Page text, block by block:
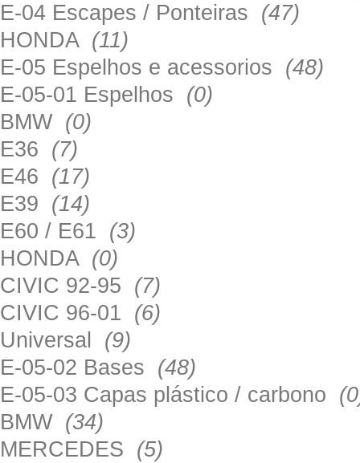
E-04 Escapes / Ponteiras (47)
HONDA (11)
E-05 Espelhos e acessorios (48)
E-05-01 Espelhos (0)
BMW (0)
E36 (7)
E46 (17)
E39 (14)
E60 / E61 (3)
HONDA (0)
CIVIC 92-95 (7)
CIVIC 96-01 (6)
Universal (9)
E-05-02 Bases (48)
E-05-03 Capas plástico / carbono
BMW (34)
MERCEDES (5)